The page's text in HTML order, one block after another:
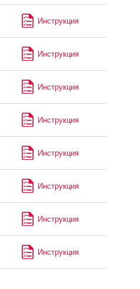
Инструкция
Инструкция
Инструкция
Инструкция
Инструкция
Инструкция
Инструкция
Инструкция